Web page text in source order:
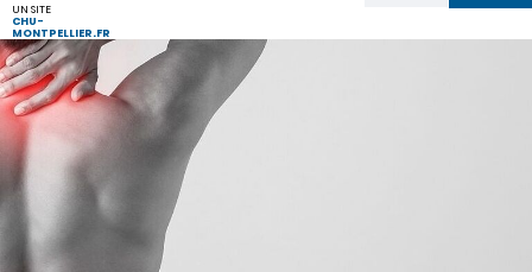
UN SITE
CHU-
MONTPELLIER.FR